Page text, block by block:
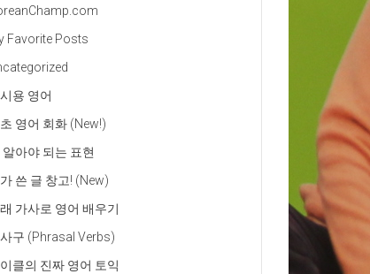
Favorite Posts
용 영어
영어 회화 (New!)
알아야 되는 표현
쓴 글 창고! (New)
가사로 영어 배우기
구 (Phrasal Verbs)
클의 진짜 영어 토익